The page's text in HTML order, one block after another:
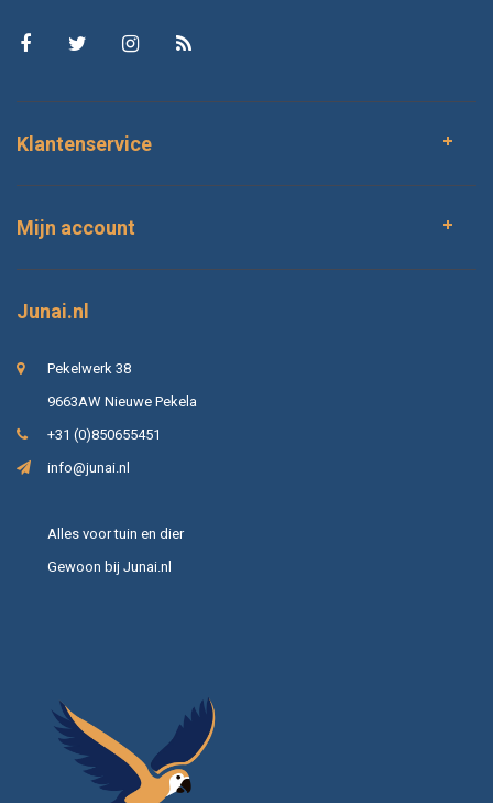
Klantenservice
Mijn account
Junai.nl
Pekelwerk 38
9663AW Nieuwe Pekela
+31 (0)850655451
info@junai.nl
Alles voor tuin en dier
Gewoon bij Junai.nl